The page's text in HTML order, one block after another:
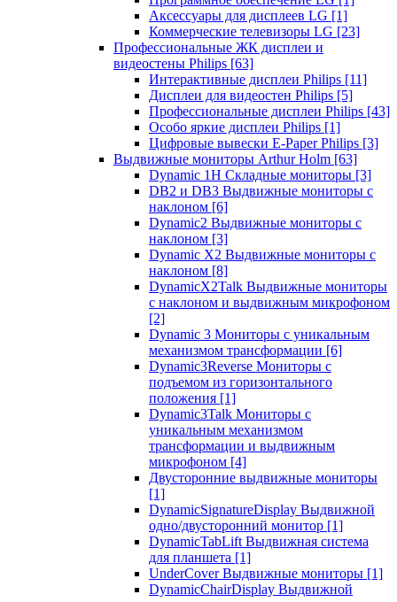
Аксессуары для дисплеев LG [1]
Коммерческие телевизоры LG [23]
Профессиональные ЖК дисплеи и
видеостены Philips [63]
Интерактивные дисплеи Philips [11]
Дисплеи для видеостен Philips [5]
Профессиональные дисплеи Philips [43]
Особо яркие дисплеи Philips [1]
Цифровые вывески E-Paper Philips [3]
Выдвижные мониторы Arthur Holm [63]
Dynamic 1Н Складные мониторы [3]
DB2 и DB3 Выдвижные мониторы с
наклоном [6]
Dynamic2 Выдвижные мониторы с
наклоном [3]
Dynamic X2 Выдвижные мониторы с
наклоном [8]
DynamicX2Talk Выдвижные мониторы
с наклоном и выдвижным микрофоном
[2]
Dynamic 3 Мониторы с уникальным
механизмом трансформации [6]
Dynamic3Reverse Мониторы с
подъемом из горизонтального
положения [1]
Dynamic3Talk Мониторы с
уникальным механизмом
трансформации и выдвижным
микрофоном [4]
Двусторонние выдвижные мониторы
[1]
DynamicSignatureDisplay Выдвижной
одно/двусторонний монитор [1]
DynamicTabLift Выдвижная система
для планшета [1]
UnderCover Выдвижные мониторы [1]
DynamicChairDisplay Выдвижной